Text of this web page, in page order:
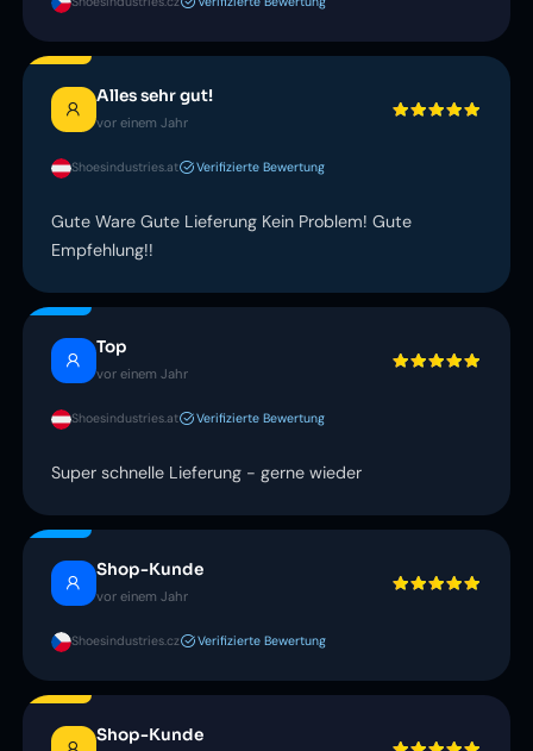
Alles sehr gut!
vor einem Jahr
Shoesindustries.at Verifizierte Bewertung
Gute Ware Gute Lieferung Kein Problem! Gute
Empfehlung!!
Top
vor einem Jahr
Shoesindustries.at Verifizierte Bewertung
Super schnelle Lieferung - gerne wieder
Shop-Kunde
vor einem Jahr
Shoesindustries.cz Verifizierte Bewertung
Shop-Kunde